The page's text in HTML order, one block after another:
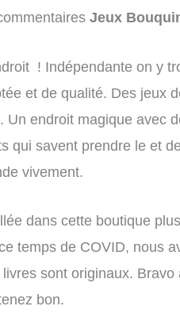
Jeux
! Indépendante on y
et de qualité. Des jeux
Un endroit magique avec
qui savent prendre le et
vivement.
dans cette boutique
temps de COVID, nous
sont originaux.
bon.